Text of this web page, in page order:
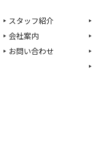
スタッフ紹介
会社案内
お問い合わせ